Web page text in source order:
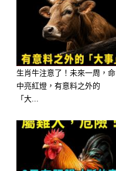
–
–
–
生肖牛注意了！未來一周，命
中亮紅燈，有意料之外的
「大...